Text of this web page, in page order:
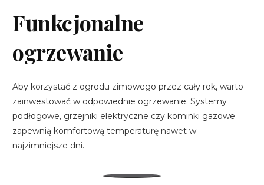
Funkcjonalne
ogrzewanie
Aby korzystać z ogrodu zimowego przez cały rok, warto
zainwestować w odpowiednie ogrzewanie. Systemy
podłogowe, grzejniki elektryczne czy kominki gazowe
zapewnią komfortową temperaturę nawet w
najzimniejsze dni.